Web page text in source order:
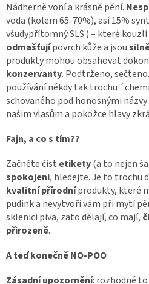
Nádherně voní a krásně pění.
voda (kolem 65-70%), asi 15%
všudypřítomný SLS ) – které kouzlí
odmašťujípovrch kůže a jsou
produkty mohou obsahovat
konzervanty. Podtrženo,
používání někdy tak trochu
schovaného pod honosnými
našim vlasům a pokožce hlavy
Fajn, a co s tím??
Začněte číst etikety(a to nejen
spokojeni, hledejte. Je to trochu
kvalitní přírodníprodukty, které
pudink a nevytvoří vám při mytí
sklenici piva, zato dělají, co mají,
přirozeně.
A teď konečně NO-POO
Zásadní upozornění: rozhodně